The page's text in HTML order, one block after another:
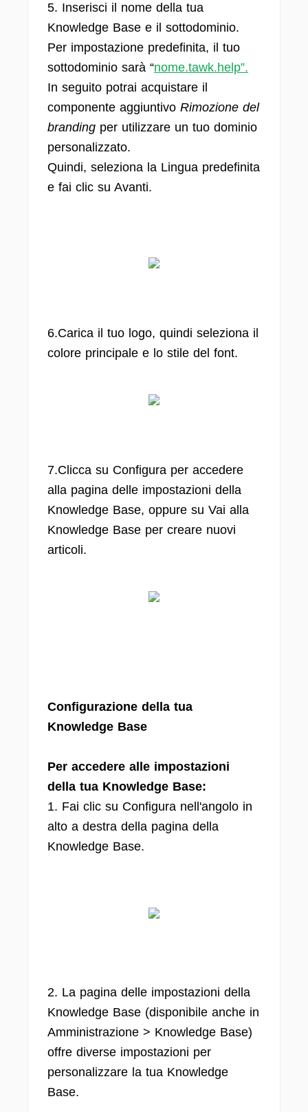
5. Inserisci il nome della tua
Knowledge Base e il sottodominio.
Per impostazione predefinita, il tuo
sottodominio sarà “nome.tawk.help”.
In seguito potrai acquistare il
componente aggiuntivo Rimozione del
branding per utilizzare un tuo dominio
personalizzato.
Quindi, seleziona la Lingua predefinita
e fai clic su Avanti.
6.Carica il tuo logo, quindi seleziona il
colore principale e lo stile del font.
7.Clicca su Configura per accedere
alla pagina delle impostazioni della
Knowledge Base, oppure su Vai alla
Knowledge Base per creare nuovi
articoli.
Configurazione della tua
Knowledge Base
Per accedere alle impostazioni
della tua Knowledge Base:
1. Fai clic su Configura nell'angolo in
alto a destra della pagina della
Knowledge Base.
2. La pagina delle impostazioni della
Knowledge Base (disponibile anche in
Amministrazione > Knowledge Base)
offre diverse impostazioni per
personalizzare la tua Knowledge
Base.